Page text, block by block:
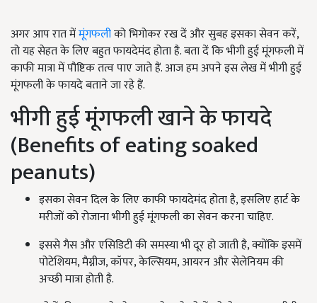
अगर आप रात मेंमूंगफलीको भिगोकर रख दें और सुबह इसका सेवन करें,
तो यह सेहत के लिए बहुत फायदेमंद होता है. बता दें कि भीगी हुई मूंगफली में
काफी मात्रा में पौष्टिक तत्व पाए जाते हैं. आज हम अपने इस लेख में भीगी हुई
मूंगफली के फायदे बताने जा रहे हैं.
भीगी हुई मूंगफली खाने के फायदे
(Benefits of eating soaked
peanuts)
इसका सेवन दिल के लिए काफी फायदेमंद होता है, इसलिए हार्ट के
मरीजों को रोजाना भीगी हुई मूंगफली का सेवन करना चाहिए.
इससे गैस और एसिडिटी की समस्या भी दूर हो जाती है, क्योंकि इसमें
पोटेशियम, मैग्नीज, कॉपर, केल्सियम, आयरन और सेलेनियम की
अच्छी मात्रा होती है.